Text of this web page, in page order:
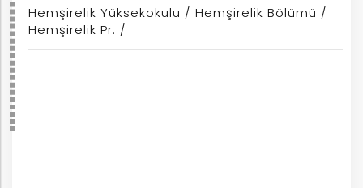
Hemşirelik Yüksekokulu / Hemşirelik Bölümü /
Hemşirelik Pr. /